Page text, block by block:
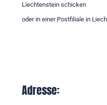
Liechtenstein schicken
oder in einer Postfiliale in
Adresse: